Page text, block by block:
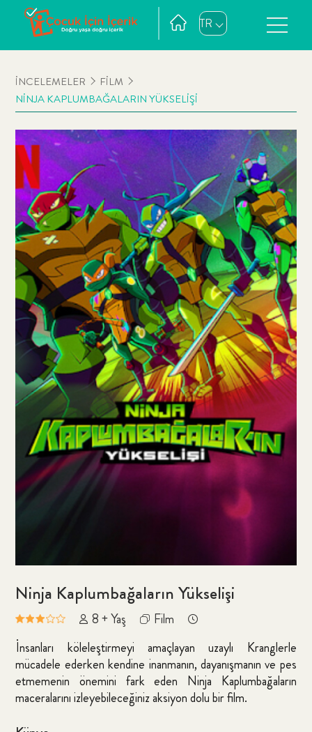
TR
İNCELEMELER
FİLM
NİNJA KAPLUMBAĞALARIN YÜKSELİŞİ
Ninja Kaplumbağaların Yükselişi
8 + Yaş
Film
İnsanları köleleştirmeyi amaçlayan uzaylı Kranglerle
mücadele ederken kendine inanmanın, dayanışmanın ve pes
etmemenin önemini fark eden Ninja Kaplumbağaların
maceralarını izleyebileceğiniz aksiyon dolu bir film.